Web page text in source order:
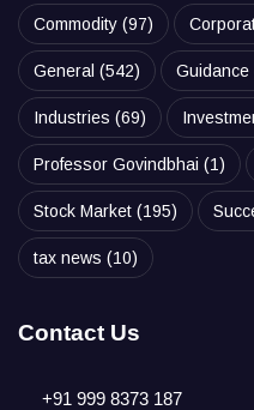
Commodity (97)
General (542) Guidance
Industries (69)
Professor Govindbhai (1)
Stock Market (195)
tax news (10)
Contact Us
+91 999 8373 187